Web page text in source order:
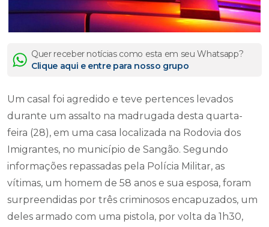
Quer receber notícias como esta em seu Whatsapp?
Clique aqui e entre para nosso grupo
Um casal foi agredido e teve pertences levados
durante um assalto na madrugada desta quarta-
feira (28), em uma casa localizada na Rodovia dos
Imigrantes, no município de Sangão. Segundo
informações repassadas pela Polícia Militar, as
vítimas, um homem de 58 anos e sua esposa, foram
surpreendidas por três criminosos encapuzados, um
deles armado com uma pistola, por volta da 1h30,